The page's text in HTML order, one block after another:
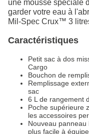
une mousse spéciale
garder votre eau à
Mil-Spec Crux™ 3
Caractéristiques
Petit sac à dos
Cargo
Bouchon de
Remplissage
sac
6 L de rangement
Poche supérieure
les accessoires
Nouveau
plus facile à